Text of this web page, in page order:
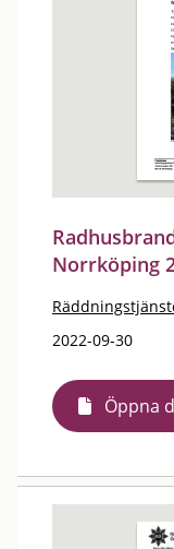
Norrköping
2022-09-30
Öppna